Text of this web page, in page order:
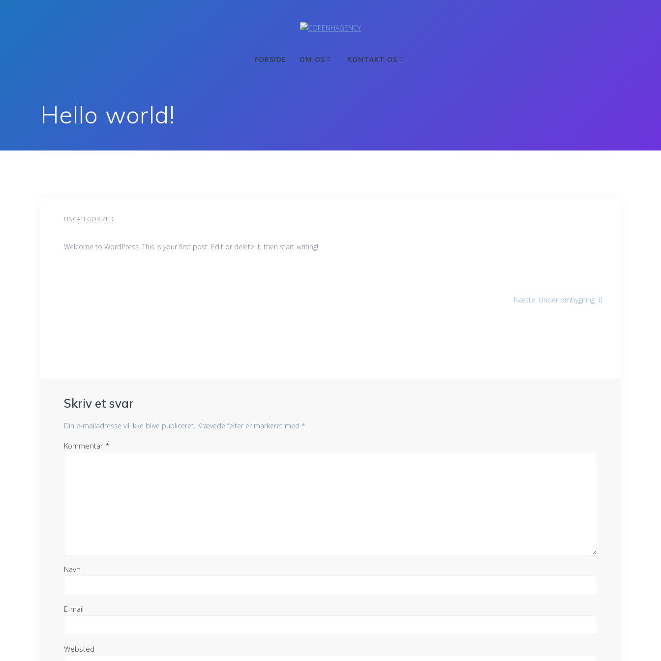
FORSIDE OM OS KONTAKT OS
Hello world!
UNCATEGORIZED
Welcome to WordPress. This is your first post. Edit or delete it, then start writing!
Næste: Næste
Under ombygning
Skriv et svar
Din e-mailadresse vil ikke blive publiceret. Krævede felter er markeret med*
Kommentar *
Navn
E-mail
Websted